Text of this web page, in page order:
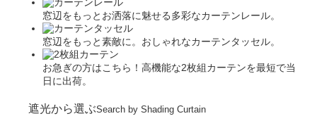
窓辺をもっとお洒落に魅せる多彩なカーテンレール。
窓辺をもっと素敵に。おしゃれなカーテンタッセル。
お急ぎの方はこちら！高機能な2枚組カーテンを最短で当
日に出荷。
遮光から選ぶSearch by Shading Curtain